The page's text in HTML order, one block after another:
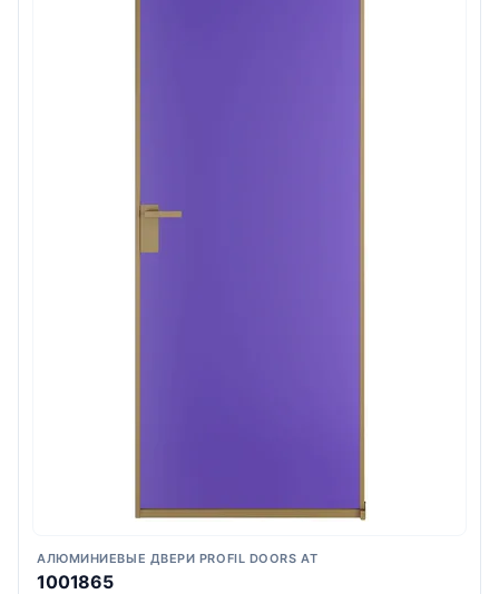
АЛЮМИНИЕВЫЕ ДВЕРИ PROFIL DOORS AT
1001865